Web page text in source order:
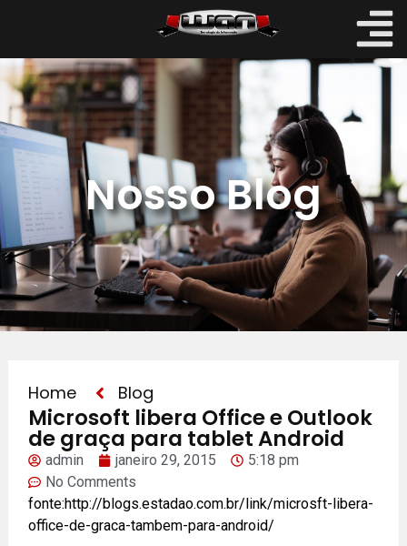
Nosso Blog
Home Blog
Microsoft libera Office e Outlook
de graça para tablet Android
admin janeiro 29, 2015
5:18 pm
No Comments
fonte:http://blogs.estadao.com.br/link/microsft-libera-
office-de-graca-tambem-para-android/